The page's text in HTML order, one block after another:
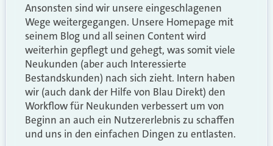
Ansonsten sind wir unsere eingeschlagenen
Wege weitergegangen. Unsere Homepage mit
seinem Blog und all seinen Content wird
weiterhin gepflegt und gehegt, was somit viele
Neukunden (aber auch Interessierte
Bestandskunden) nach sich zieht. Intern haben
wir (auch dank der Hilfe von Blau Direkt) den
Workflow für Neukunden verbessert um von
Beginn an auch ein Nutzererlebnis zu schaffen
und uns in den einfachen Dingen zu entlasten.